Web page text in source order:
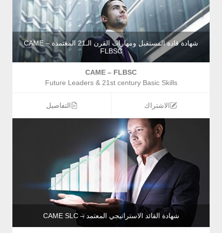
شهادة قادة المستقبل ومهارات القرن الـ21 المعتمدة – CAME
FLBSC
CAME – FLBSC
Future Leaders & 21st century Basic Skills
الاشتراك التفاصيل
شهادة القائد الاستراتيجي المعتمد – CAME SLC